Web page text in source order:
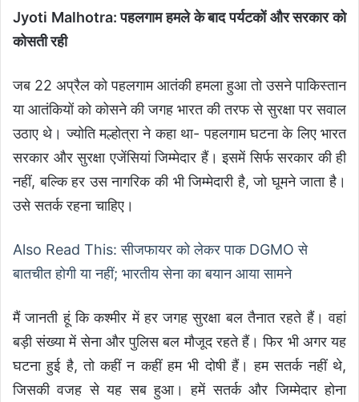
Jyoti Malhotra: पहलगाम हमले के बाद पर्यटकों और सरकार को
कोसती रही
जब 22 अप्रैल को पहलगाम आतंकी हमला हुआ तो उसने पाकिस्तान
या आतंकियों को कोसने की जगह भारत की तरफ से सुरक्षा पर सवाल
उठाए थे। ज्योति मल्होत्रा ने कहा था- पहलगाम घटना के लिए भारत
सरकार और सुरक्षा एजेंसियां जिम्मेदार हैं। इसमें सिर्फ सरकार की ही
नहीं, बल्कि हर उस नागरिक की भी जिम्मेदारी है, जो घूमने जाता है।
उसे सतर्क रहना चाहिए।
Also Read This: सीजफायर को लेकर पाक DGMO से
बातचीत होगी या नहीं; भारतीय सेना का बयान आया सामने
मैं जानती हूं कि कश्मीर में हर जगह सुरक्षा बल तैनात रहते हैं। वहां
बड़ी संख्या में सेना और पुलिस बल मौजूद रहते हैं। फिर भी अगर यह
घटना हुई है, तो कहीं न कहीं हम भी दोषी हैं। हम सतर्क नहीं थे,
जिसकी वजह से यह सब हुआ। हमें सतर्क और जिम्मेदार होना